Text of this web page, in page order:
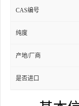
CAS编号
纯度
产地/厂商
是否进口